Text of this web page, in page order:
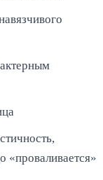
«проваливается»